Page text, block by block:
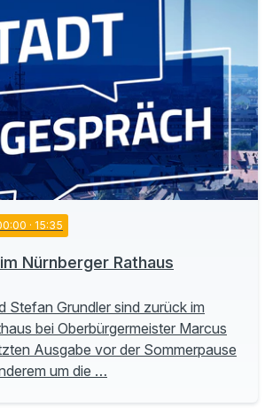
· 15:35
Nürnberger Rathaus
Stefan Grundler sind zurück im
bei Oberbürgermeister Marcus
Ausgabe vor der Sommerpause
um die …